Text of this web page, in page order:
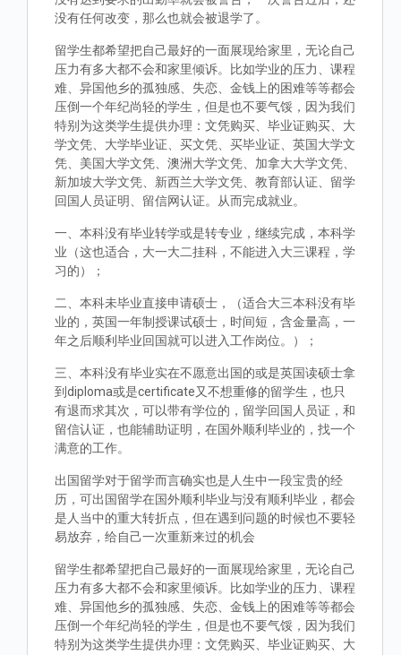
没有任何改变，那么也就会被退学了。
留学生都希望把自己最好的一面展现给家里，无论自己
压力有多大都不会和家里倾诉。比如学业的压力、课程
难、异国他乡的孤独感、失恋、金钱上的困难等等都会
压倒一个年纪尚轻的学生，但是也不要气馁，因为我们
特别为这类学生提供办理：文凭购买、毕业证购买、大
学文凭、大学毕业证、买文凭、买毕业证、英国大学文
凭、美国大学文凭、澳洲大学文凭、加拿大大学文凭、
新加坡大学文凭、新西兰大学文凭、教育部认证、留学
回国人员证明、留信网认证。从而完成就业。
一、本科没有毕业转学或是转专业，继续完成，本科学
业（这也适合，大一大二挂科，不能进入大三课程，学
习的）；
二、本科未毕业直接申请硕士，（适合大三本科没有毕
业的，英国一年制授课试硕士，时间短，含金量高，一
年之后顺利毕业回国就可以进入工作岗位。）；
三、本科没有毕业实在不愿意出国的或是英国读硕士拿
到diploma或是certificate又不想重修的留学生，也只
有退而求其次，可以带有学位的，留学回国人员证，和
留信认证，也能辅助证明，在国外顺利毕业的，找一个
满意的工作。
出国留学对于留学而言确实也是人生中一段宝贵的经
历，可出国留学在国外顺利毕业与没有顺利毕业，都会
是人当中的重大转折点，但在遇到问题的时候也不要轻
易放弃，给自己一次重新来过的机会
留学生都希望把自己最好的一面展现给家里，无论自己
压力有多大都不会和家里倾诉。比如学业的压力、课程
难、异国他乡的孤独感、失恋、金钱上的困难等等都会
压倒一个年纪尚轻的学生，但是也不要气馁，因为我们
特别为这类学生提供办理：文凭购买、毕业证购买、大